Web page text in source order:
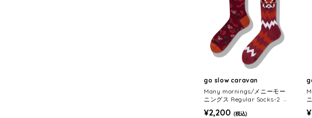
go slow caravan
Many mornings/メニーモー
ニングス Regular Socks-2 (M
¥2,200 (税込)